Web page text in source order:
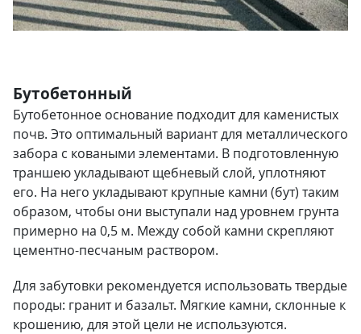
Бутобетонный
Бутобетонное основание подходит для каменистых
почв. Это оптимальный вариант для металлического
забора с коваными элементами. В подготовленную
траншею укладывают щебневый слой, уплотняют
его. На него укладывают крупные камни (бут) таким
образом, чтобы они выступали над уровнем грунта
примерно на 0,5 м. Между собой камни скрепляют
цементно-песчаным раствором.
Для забутовки рекомендуется использовать твердые
породы: гранит и базальт. Мягкие камни, склонные к
крошению, для этой цели не используются.